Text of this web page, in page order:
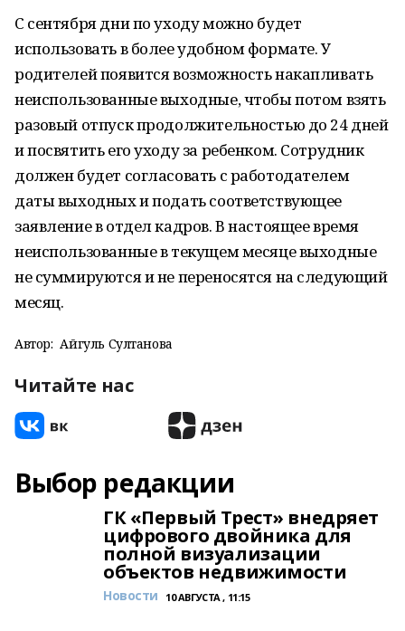
С сентября дни по уходу можно будет
использовать в более удобном формате. У
родителей появится возможность накапливать
неиспользованные выходные, чтобы потом взять
разовый отпуск продолжительностью до 24 дней
и посвятить его уходу за ребенком. Сотрудник
должен будет согласовать с работодателем
даты выходных и подать соответствующее
заявление в отдел кадров. В настоящее время
неиспользованные в текущем месяце выходные
не суммируются и не переносятся на следующий
месяц.
Автор: Айгуль Султанова
Читайте нас
Выбор редакции
ГК «Первый Трест» внедряет
цифрового двойника для
полной визуализации
объектов недвижимости
Новости 10 АВГУСТА , 11:15